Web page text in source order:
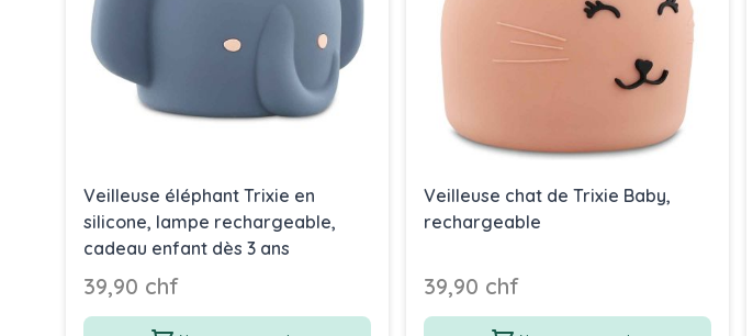
Veilleuse éléphant Trixie en
silicone, lampe rechargeable,
cadeau enfant dès 3 ans
39,90 chf
Veilleuse chat de Trixie Baby,
rechargeable
39,90 chf